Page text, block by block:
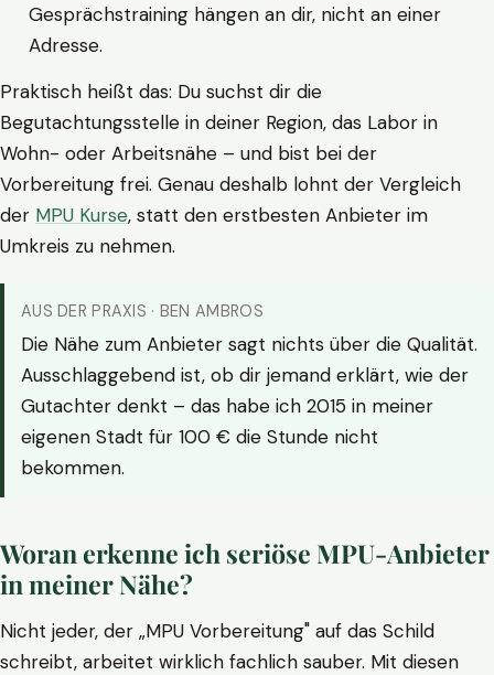
Gesprächstraining hängen an dir, nicht an einer
Adresse.
Praktisch heißt das: Du suchst dir die
Begutachtungsstelle in deiner Region, das Labor in
Wohn- oder Arbeitsnähe – und bist bei der
Vorbereitung frei. Genau deshalb lohnt der Vergleich
der MPU Kurse, statt den erstbesten Anbieter im
Umkreis zu nehmen.
AUS DER PRAXIS · BEN AMBROS
Die Nähe zum Anbieter sagt nichts über die Qualität.
Ausschlaggebend ist, ob dir jemand erklärt, wie der
Gutachter denkt – das habe ich 2015 in meiner
eigenen Stadt für 100 € die Stunde nicht
bekommen.
Woran erkenne ich seriöse MPU-Anbieter
in meiner Nähe?
Nicht jeder, der „MPU Vorbereitung" auf das Schild
schreibt, arbeitet wirklich fachlich sauber. Mit diesen